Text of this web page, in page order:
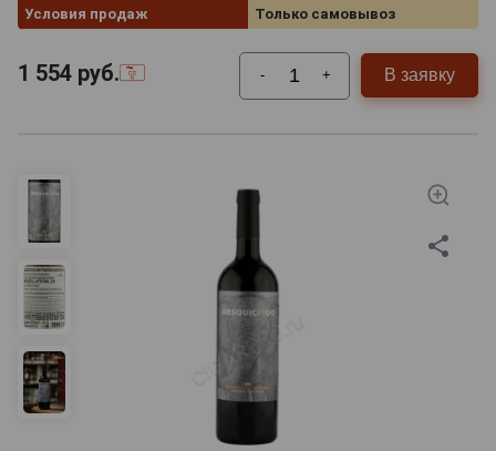
Условия продаж
Только самовывоз
1 554 руб. - + В заявку